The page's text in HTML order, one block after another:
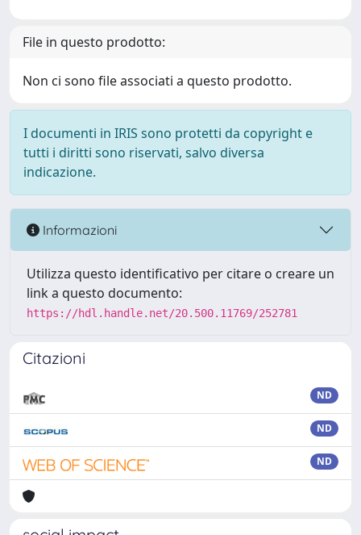
File in questo prodotto:
Non ci sono file associati a questo prodotto.
I documenti in IRIS sono protetti da copyright e
tutti i diritti sono riservati, salvo diversa
indicazione.
Informazioni
Utilizza questo identificativo per citare o creare un
link a questo documento:
https://hdl.handle.net/20.500.11769/252781
Citazioni
ND
ND
ND